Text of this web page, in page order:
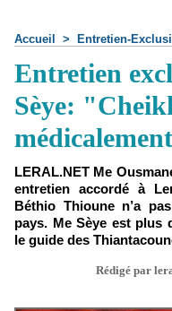
Accueil > Entretien-
Entretien
Sèye:
LERAL.NET Me
entretien accordé à
Béthio Thioune n’a
pays. Me Sèye est plus
le guide des
Rédigé par